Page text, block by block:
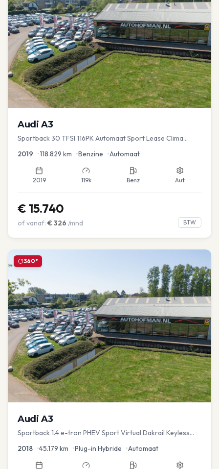
Audi A3
Sportback 30 TFSI 116PK Automaat Sport Lease Clima
2019 •118.829 km •Benzine •Automaat
2019 119k Benz Aut
€ 15.740
of vanaf: € 326 /mnd BTW
360°
Audi A3
Sportback 1.4 e-tron PHEV Sport Virtual Dakrail Keyless
2018 •45.179 km •Plug-in Hybride •Automaat